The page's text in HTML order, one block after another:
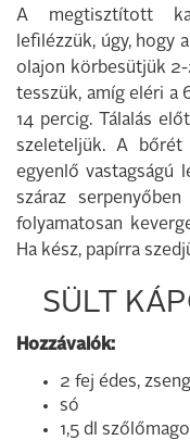
A megtisztított
lefilézzük, úgy, hogy
olajon körbesütjük 2-
tesszük, amíg eléri a
14 percig. Tálalás
szeleteljük. A bőrét
egyenlő vastagságú
száraz
folyamatosan
Ha kész, papírra
SÜLT
Hozzávalók:
2 fej édes,
só
1,5 dl